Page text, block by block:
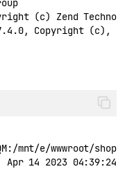
(c) Zend
Copyright (c), by
mnt/e/wwwroot/
14 2023 04:39:24)